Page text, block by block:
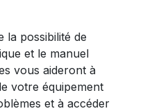
la possibilité de
et le manuel
vous aideront à
votre équipement
et à accéder